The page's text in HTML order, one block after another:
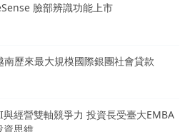
臉部辨識功能上市
南歷來最大規模國際銀團社會貸款
經營雙軸競爭力 投資長受臺大EMBA
資思維